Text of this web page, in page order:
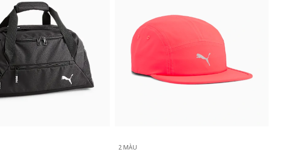
2 MÀU